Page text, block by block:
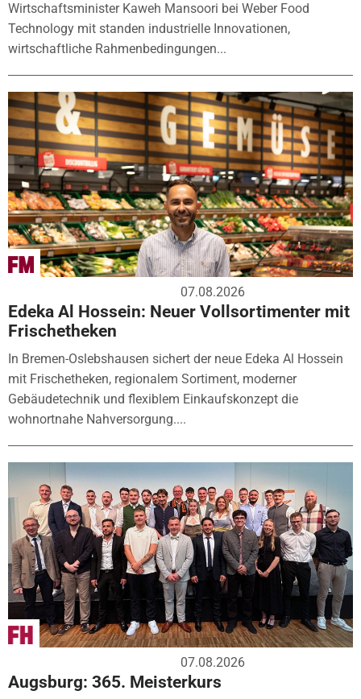
Wirtschaftsminister Kaweh Mansoori bei Weber Food
Technology mit standen industrielle Innovationen,
wirtschaftliche Rahmenbedingungen...
07.08.2026
Edeka Al Hossein: Neuer Vollsortimenter mit
Frischetheken
In Bremen-Oslebshausen sichert der neue Edeka Al Hossein
mit Frischetheken, regionalem Sortiment, moderner
Gebäudetechnik und flexiblem Einkaufskonzept die
wohnortnahe Nahversorgung....
07.08.2026
Augsburg: 365. Meisterkurs